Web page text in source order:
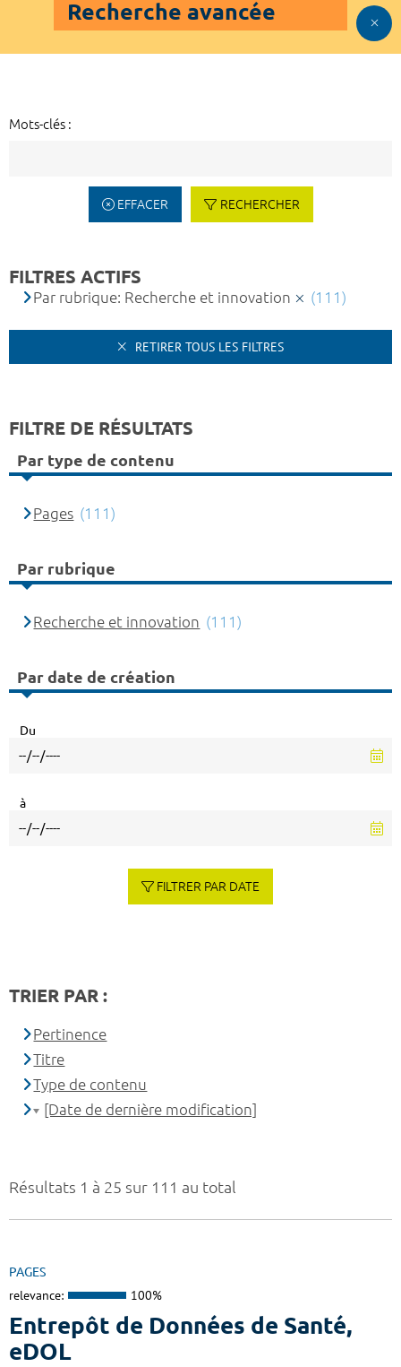
Recherche avancée
Mots-clés :
EFFACER RECHERCHER
Résultats 1 à 25 sur 111 au total
PAGES
relevance: 100%
Entrepôt de Données de Santé,
eDOL
FILTRES ACTIFS
Par rubrique: Recherche et innovation (111)
RETIRER TOUS LES FILTRES
FILTRE DE RÉSULTATS
Par type de contenu
Pages (111)
Par rubrique
Recherche et innovation (111)
Par date de création
Du
à
FILTRER PAR DATE
TRIER PAR :
Pertinence
Titre
Type de contenu
[Date de dernière modification]